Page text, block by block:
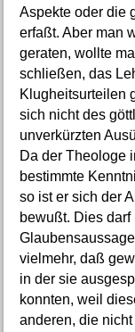
Aspekte oder die
erfaßt. Aber man
geraten, wollte
schließen, das
Klugheitsurteilen
sich nicht des
unverkürzten
Da der Theologe
bestimmte
so ist er sich der
bewußt. Dies
vielmehr, daß
in der sie
konnten, weil
anderen, die